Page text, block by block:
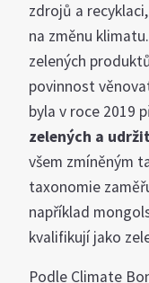
zdrojů a
na změnu
zelených
povinnost
byla v roce 2019
zelených a
všem zmíněným
taxonomie
například
kvalifikují jako
Podle Climate